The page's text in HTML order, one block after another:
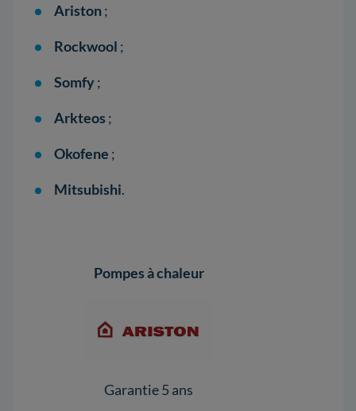
Ariston;
Rockwool ;
Somfy;
Arkteos ;
Okofene ;
Mitsubishi.
Pompes à chaleur
Garantie 5 ans